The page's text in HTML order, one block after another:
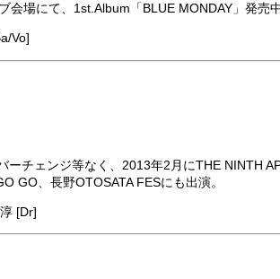
場にて、1st.Album「BLUE MONDAY」発売中
Vo]
チェンジ等なく、2013年2月にTHE NINTH
GO、長野OTOSATA FESにも出演。
[Dr]